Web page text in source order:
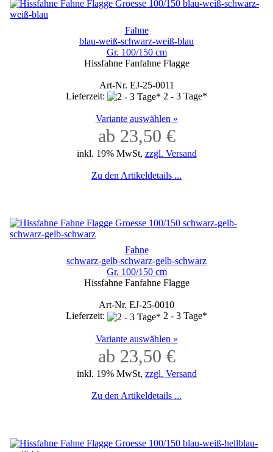
Fahne
blau-weiß-schwarz-weiß-blau
Gr. 100/150 cm
Hissfahne Fanfahne Flagge
Art-Nr. EJ-25-0011
Lieferzeit:
2 - 3 Tage*
Variante auswählen »
ab 23,50 €
inkl. 19% MwSt, zzgl. Versand
Zu den Artikeldetails ...
Fahne
schwarz-gelb-schwarz-gelb-schwarz
Gr. 100/150 cm
Hissfahne Fanfahne Flagge
Art-Nr. EJ-25-0010
Lieferzeit:
2 - 3 Tage*
Variante auswählen »
ab 23,50 €
inkl. 19% MwSt, zzgl. Versand
Zu den Artikeldetails ...